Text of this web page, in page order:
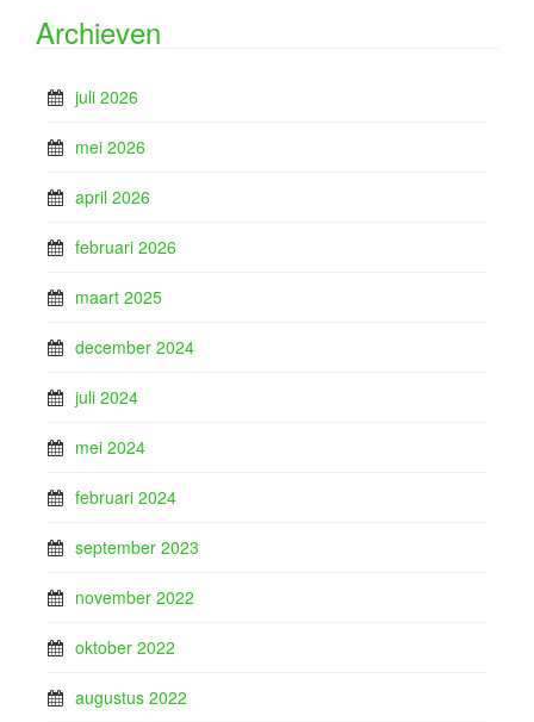
Archieven
juli 2026
mei 2026
april 2026
februari 2026
maart 2025
december 2024
juli 2024
mei 2024
februari 2024
september 2023
november 2022
oktober 2022
augustus 2022